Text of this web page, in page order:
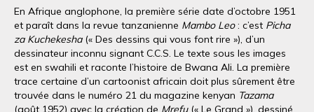
En Afrique anglophone, la première série date d’octobre 1951
et paraît dans la revue tanzanienne Mambo Leo: c’est Picha
za Kuchekesha(« Des dessins qui vous font rire »), d’un
dessinateur inconnu signant C.C.S. Le texte sous les images
est en swahili et raconte l’histoire de Bwana Ali. La première
trace certaine d’un cartoonist africain doit plus sûrement être
trouvée dans le numéro 21 du magazine kenyan Tazama
(août 1952) avec la création de Mrefu(« Le Grand »), dessiné